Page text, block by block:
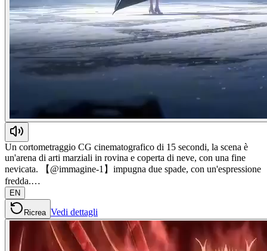
Un cortometraggio CG cinematografico di 15 secondi, la scena è
un'arena di arti marziali in rovina e coperta di neve, con una fine
nevicata. 【@immagine-1】impugna due spade, con un'espressione
fredda.…
EN
Ricrea Vedi dettagli